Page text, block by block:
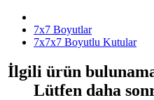
7x7 Boyutlar
7x7x7 Boyutlu Kutular
İlgili ürün
Lütfen daha